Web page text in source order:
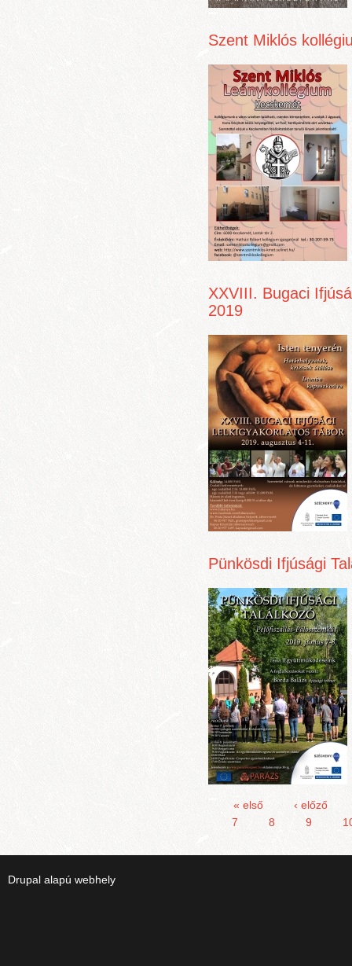
Szent Miklós
XXVIII. Bugaci
2019
Pünkösdi Ifjúsági
« első
‹ előző
7
8 9
Drupal alapú webhely